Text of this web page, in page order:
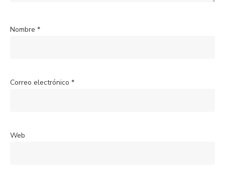
Nombre *
Correo electrónico *
Web